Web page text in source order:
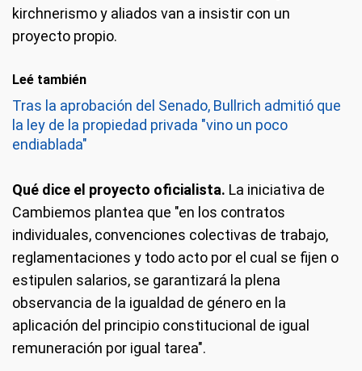
kirchnerismo y aliados van a insistir con un
proyecto propio.
Leé también
Tras la aprobación del Senado, Bullrich admitió que
la ley de la propiedad privada "vino un poco
endiablada"
Qué dice el proyecto oficialista. La iniciativa de
Cambiemos plantea que "en los contratos
individuales, convenciones colectivas de trabajo,
reglamentaciones y todo acto por el cual se fijen o
estipulen salarios, se garantizará la plena
observancia de la igualdad de género en la
aplicación del principio constitucional de igual
remuneración por igual tarea".